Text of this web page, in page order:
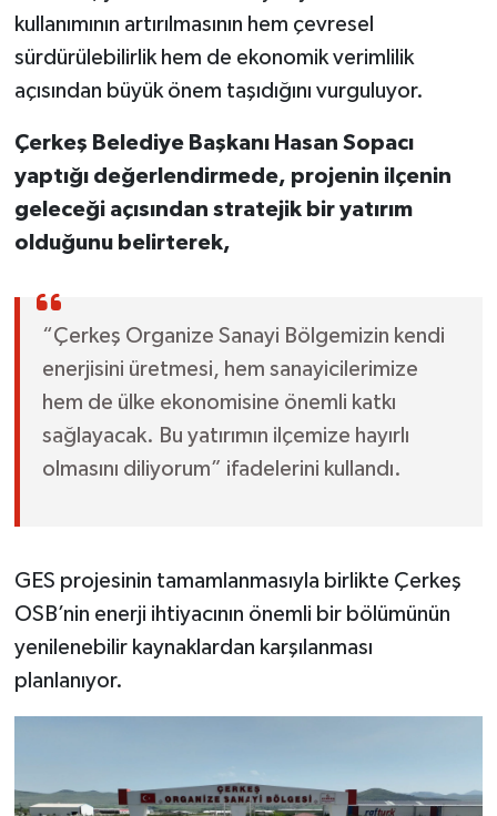
kullanımının artırılmasının hem çevresel
sürdürülebilirlik hem de ekonomik verimlilik
açısından büyük önem taşıdığını vurguluyor.
Çerkeş Belediye Başkanı Hasan Sopacı
yaptığı değerlendirmede, projenin ilçenin
geleceği açısından stratejik bir yatırım
olduğunu belirterek,
“Çerkeş Organize Sanayi Bölgemizin kendi
enerjisini üretmesi, hem sanayicilerimize
hem de ülke ekonomisine önemli katkı
sağlayacak. Bu yatırımın ilçemize hayırlı
olmasını diliyorum” ifadelerini kullandı.
GES projesinin tamamlanmasıyla birlikte Çerkeş
OSB’nin enerji ihtiyacının önemli bir bölümünün
yenilenebilir kaynaklardan karşılanması
planlanıyor.